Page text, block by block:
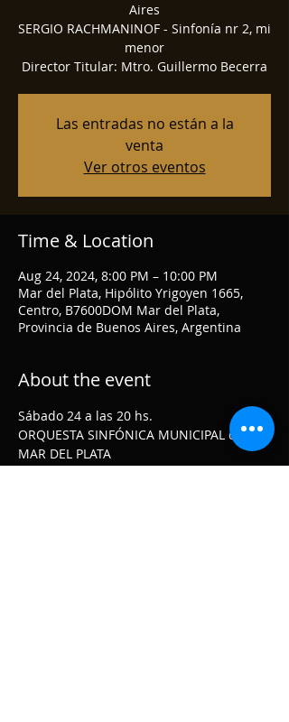
Aires
SERGIO RACHMANINOF - Sinfonía nr 2, mi
menor
Director Titular: Mtro. Guillermo Becerra
Las entradas no están a la
venta
Ver otros eventos
Time & Location
Aug 24, 2024, 8:00 PM – 10:00 PM
Mar del Plata, Hipólito Yrigoyen 1665,
Centro, B7600DOM Mar del Plata,
Provincia de Buenos Aires, Argentina
About the event
Sábado 24 a las 20 hs.
ORQUESTA SINFÓNICA MUNICIPAL de
MAR DEL PLATA